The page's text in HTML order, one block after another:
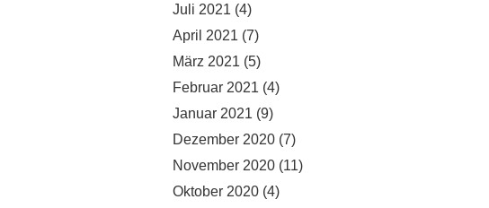
Juli 2021 (4)
April 2021 (7)
März 2021 (5)
Februar 2021 (4)
Januar 2021 (9)
Dezember 2020 (7)
November 2020 (11)
Oktober 2020 (4)